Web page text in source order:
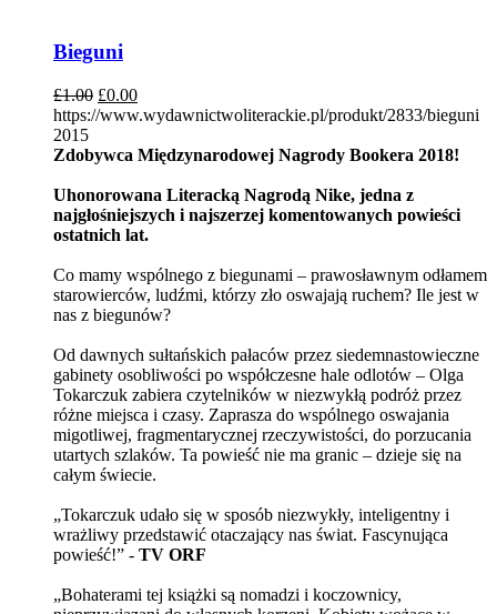
Bieguni
£1.00 £0.00
https://www.wydawnictwoliterackie.pl/produkt/2833/bieguni
2015
Zdobywca Międzynarodowej Nagrody Bookera 2018!
Uhonorowana Literacką Nagrodą Nike, jedna z
najgłośniejszych i najszerzej komentowanych powieści
ostatnich lat.
Co mamy wspólnego z biegunami – prawosławnym odłamem
starowierców, ludźmi, którzy zło oswajają ruchem? Ile jest w
nas z biegunów?
Od dawnych sułtańskich pałaców przez siedemnastowieczne
gabinety osobliwości po współczesne hale odlotów – Olga
Tokarczuk zabiera czytelników w niezwykłą podróż przez
różne miejsca i czasy. Zaprasza do wspólnego oswajania
migotliwej, fragmentarycznej rzeczywistości, do porzucania
utartych szlaków. Ta powieść nie ma granic – dzieje się na
całym świecie.
„Tokarczuk udało się w sposób niezwykły, inteligentny i
wrażliwy przedstawić otaczający nas świat. Fascynująca
powieść!” - TV ORF
„Bohaterami tej książki są nomadzi i koczownicy,